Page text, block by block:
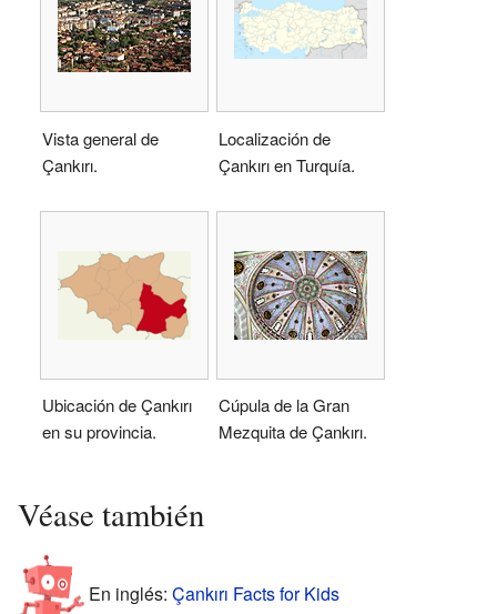
Vista general de
Çankırı.
Localización de
Çankırı en Turquía.
Ubicación de Çankırı
en su provincia.
Cúpula de la Gran
Mezquita de Çankırı.
Véase también
En inglés: Çankırı Facts for Kids